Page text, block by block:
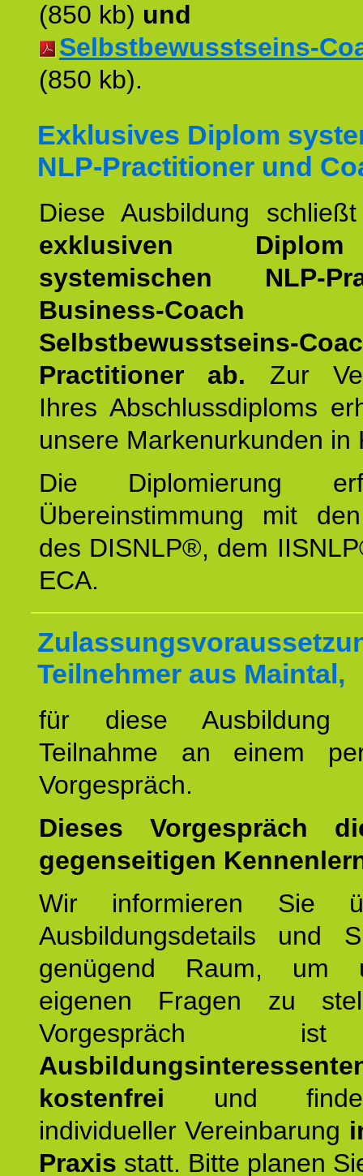
(850 kb) und
Selbstbewusstseins-
(850 kb).
Exklusives Diplom
NLP-Practitioner und
Diese Ausbildung
exklusiven
systemischen NLP-
Business-Coach
Selbstbewusstseins-
Practitioner ab. Zur
Ihres Abschlussdiploms
unsere Markenurkunden in
Die Diplomierung
Übereinstimmung mit
des DISNLP®, dem
ECA.
Teilnehmer aus Maintal,
für diese
Teilnahme an einem
Vorgespräch.
Dieses Vorgespräch
gegenseitigen
Wir informieren Sie
Ausbildungsdetails und
genügend Raum, um
eigenen Fragen zu
kostenfrei und
individueller Vereinbarung
Praxis statt. Bitte planen